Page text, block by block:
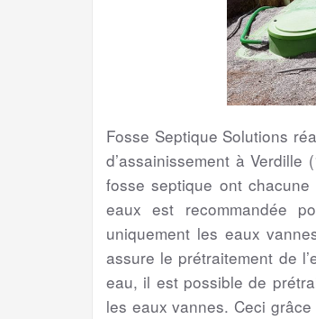
Fosse Septique Solutions
d’assainissement à
fosse septique ont
eaux est recommandée
uniquement les eaux
assure le prétraitement de
eau, il est possible de
les eaux vannes. Ceci